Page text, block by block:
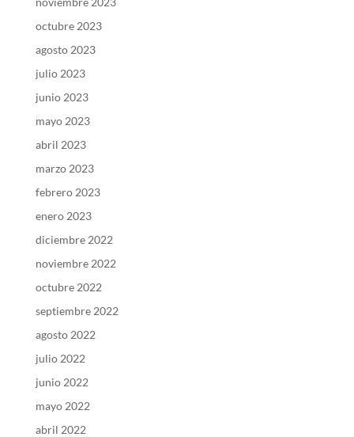
octubre 2023
agosto 2023
julio 2023
junio 2023
mayo 2023
abril 2023
marzo 2023
febrero 2023
enero 2023
diciembre 2022
noviembre 2022
octubre 2022
septiembre 2022
agosto 2022
julio 2022
junio 2022
mayo 2022
abril 2022